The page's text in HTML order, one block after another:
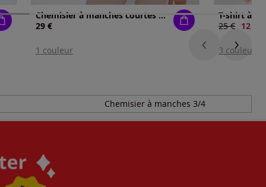
Chemisier à manches courtes qualité georgette légère
29 €
1 couleur
Ancien prix
25 € 12 €
3 couleurs
Chemisier à manches 3/4